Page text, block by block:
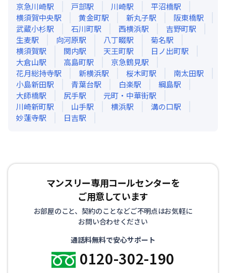
京急川崎駅 戸部駅 川崎駅 平沼橋駅
横須賀中央駅 黄金町駅 新丸子駅 阪東橋駅
武蔵小杉駅 石川町駅 西横浜駅 吉野町駅
生麦駅 向河原駅 八丁畷駅 菊名駅
横須賀駅 関内駅 天王町駅 日ノ出町駅
大倉山駅 高島町駅 京急鶴見駅
花月総持寺駅 新横浜駅 桜木町駅 南太田駅
小島新田駅 青葉台駅 白楽駅 綱島駅
大師橋駅 尻手駅 元町・中華街駅
川崎新町駅 山手駅 横浜駅 溝の口駅
妙蓮寺駅 日吉駅
マンスリー専用コールセンターを
ご用意しています
お部屋のこと、契約のことなどご不明点はお気軽に
お問い合わせください
通話料無料で安心サポート
0120-302-190